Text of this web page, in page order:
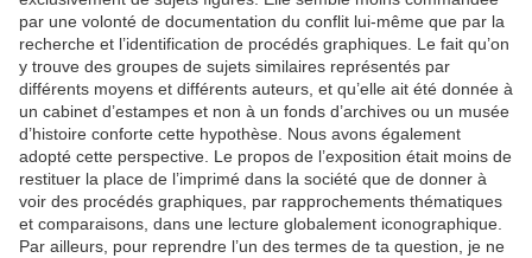
par une volonté de documentation du conflit lui-même que par la
recherche et l’identification de procédés graphiques. Le fait qu’on
y trouve des groupes de sujets similaires représentés par
différents moyens et différents auteurs, et qu’elle ait été donnée à
un cabinet d’estampes et non à un fonds d’archives ou un musée
d’histoire conforte cette hypothèse. Nous avons également
adopté cette perspective. Le propos de l’exposition était moins de
restituer la place de l’imprimé dans la société que de donner à
voir des procédés graphiques, par rapprochements thématiques
et comparaisons, dans une lecture globalement iconographique.
Par ailleurs, pour reprendre l’un des termes de ta question, je ne